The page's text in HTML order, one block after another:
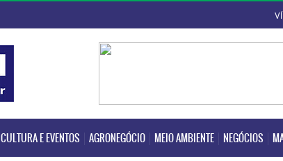
CULTURA E EVENTOS AGRONEGÓCIO MEIO AMBIENTE NEGÓCIOS